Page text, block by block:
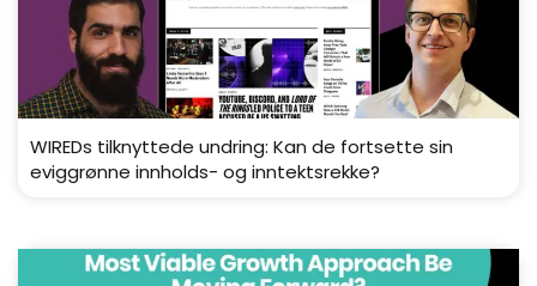
WIREDs tilknyttede undring: Kan de fortsette sin
eviggrønne innholds- og inntektsrekke?